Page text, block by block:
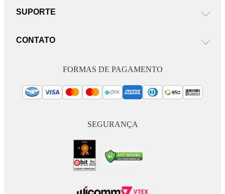
SUPORTE
CONTATO
FORMAS DE PAGAMENTO
SEGURANÇA